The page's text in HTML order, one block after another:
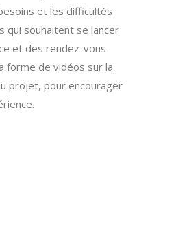
et les difficultés
qui souhaitent se lancer
et des rendez-vous
forme de vidéos sur la
projet, pour encourager